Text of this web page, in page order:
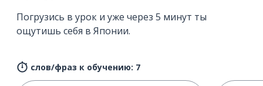
Погрузись в урок и уже через 5 минут ты
ощутишь себя в Японии.
слов/фраз к обучению: 7